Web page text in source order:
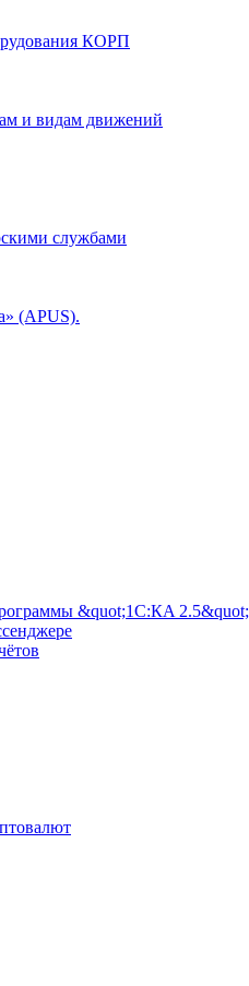
КОРП
и видам движений
службами
(APUS).
&quot;1С:КA 2.5&quot;